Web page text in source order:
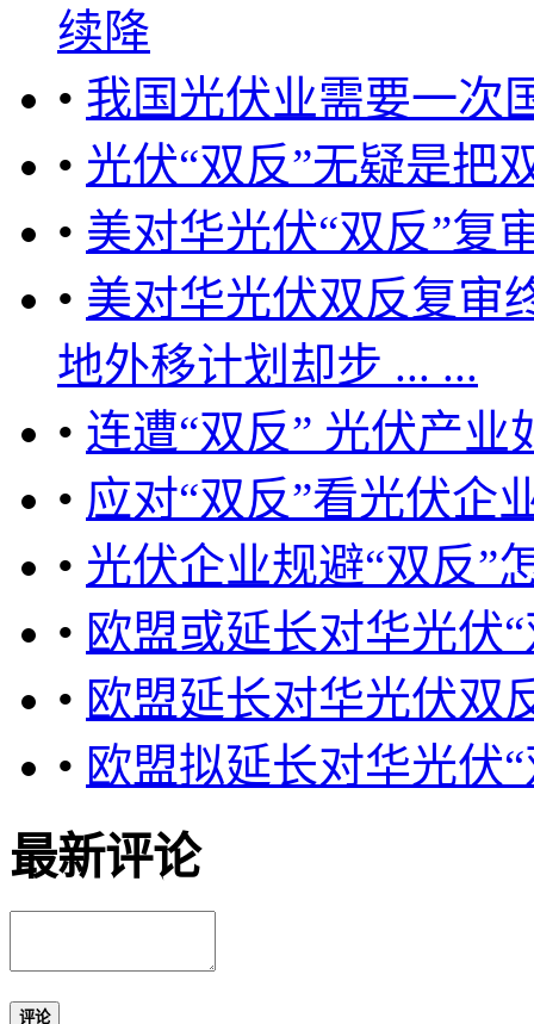
续降
• 我国光伏业需要一次
• 光伏“双反”无疑是把
• 美对华光伏“双反”复
• 美对华光伏双反复审
地外移计划却步 ... ...
• 连遭“双反” 光伏产业
• 应对“双反”看光伏企
• 光伏企业规避“双反”
• 欧盟或延长对华光伏
• 欧盟延长对华光伏双
• 欧盟拟延长对华光伏
最新评论
评论